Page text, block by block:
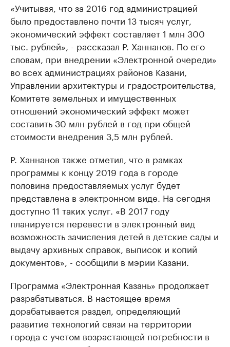
«Учитывая, что за 2016 год администрацией
было предоставлено почти 13 тысяч услуг,
экономический эффект составляет 1 млн 300
тыс. рублей», - рассказал Р. Ханнанов. По его
словам, при внедрении «Электронной очереди»
во всех администрациях районов Казани,
Управлении архитектуры и градостроительства,
Комитете земельных и имущественных
отношений экономический эффект может
составить 30 млн рублей в год при общей
стоимости внедрения 3,5 млн рублей.
Р. Ханнанов также отметил, что в рамках
программы к концу 2019 года в городе
половина предоставляемых услуг будет
представлена в электронном виде. На сегодня
доступно 11 таких услуг. «В 2017 году
планируется перевести в электронный вид
возможность зачисления детей в детские сады и
выдачу архивных справок, выписок и копий
документов», - сообщили в мэрии Казани.
Программа «Электронная Казань» продолжает
разрабатываться. В настоящее время
дорабатывается раздел, определяющий
развитие технологий связи на территории
города с учетом возрастающей потребности в